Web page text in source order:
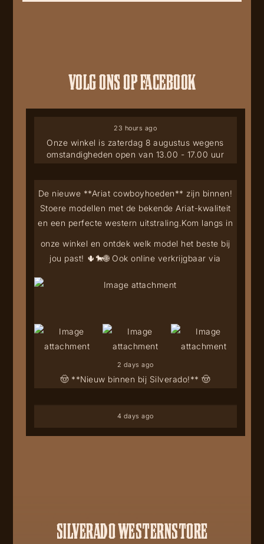
VOLG ONS OP FACEBOOK
Onze winkel is zaterdag 8 augustus wegens
omstandigheden open van 13.00 - 17.00 uur
23 hours ago
🤠 **Nieuw binnen bij Silverado!** 🤠
De nieuwe **Ariat cowboyhoeden** zijn binnen!
Stoere modellen met de bekende Ariat-kwaliteit
en een perfecte western uitstraling.Kom langs in
onze winkel en ontdek welk model het beste bij
jou past! 🌵🐎🌐 Ook online verkrijgbaar via
2 days ago
4 days ago
SILVERADO WESTERNSTORE